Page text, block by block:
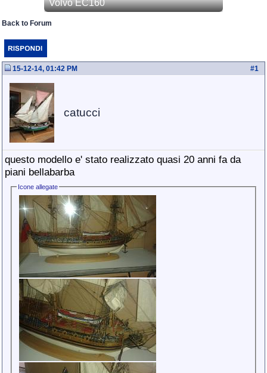
Back to Forum
#1
15-12-14, 01:42 PM
catucci
questo modello e' stato realizzato quasi 20 anni fa da
piani bellabarba
Icone allegate